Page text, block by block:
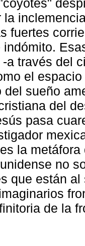
la
fuertes
a través del
el
del sueño
del
pasa
es la
no
que están
de la